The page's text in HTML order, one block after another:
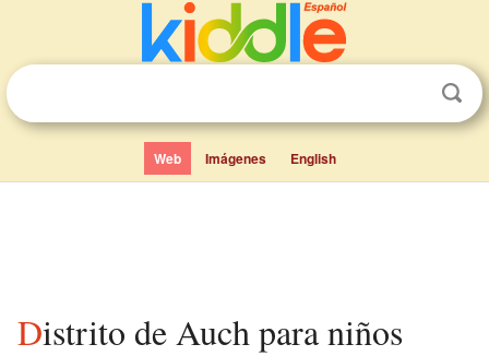
Web Imágenes English
Distrito de Auch para niños